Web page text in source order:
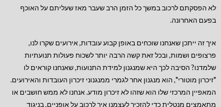
לא הפסקתם לרכוב במשך כל הזמן הרב שעבר מאז שעליתם על האוכף
בפעם האחרונה.
איך זה ייתכן שאנחנו שוכחים באופן קבוע עובדות, אירועים שקרו לנו,
פרצופים ושמות, ובכל זאת קשה הרבה יותר לשכוח פעולות תנועתיות
שלמדנו? הסיבה לכך היא שמנגנון למידת התנועות, שאנחנו קוראים לו
"זיכרון מוטורי", הוא מנגנון אחר לגמרי ממנגנוני זיכרון העובדות והאירועים.
המאפיין המרכזי שלו הוא שזהו לא זיכרון מודע. אנחנו לא ממש חושבים או
מתאמצים מנטלית כדי להזכיר לעצמנו איך לרכוב על אופניים, בניגוד